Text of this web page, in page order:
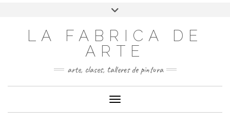
LA FABRICA DE
ARTE
arte, clases, talleres de pintura
Cambiar modo de navegación